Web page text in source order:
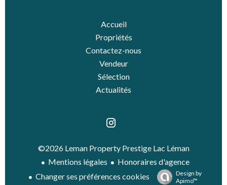
Accueil
Propriétés
Contactez-nous
Vendeur
Sélection
Actualités
©2026 Leman Property Prestige Lac Léman
Mentions légales
Honoraires d'agence
Changer ses préférences cookies
Design by
Apimo™